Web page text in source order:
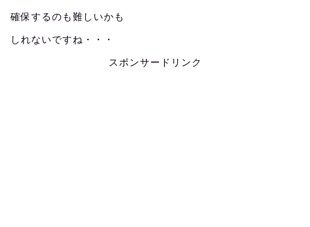
確保するのも難しいかも
しれないですね・・・
スポンサードリンク